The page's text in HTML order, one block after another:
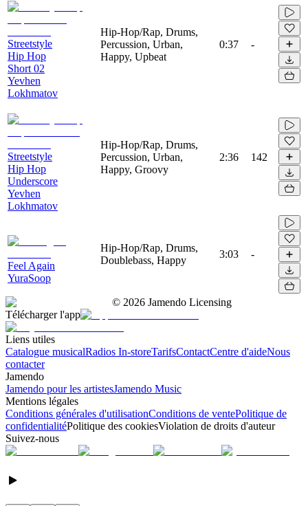
Streetstyle
Hip Hop
Short 02
Yevhen
Lokhmatov
Hip-Hop/Rap, Drums,
Percussion, Urban,
Happy, Upbeat
0:37 -
Streetstyle
Hip Hop
Underscore
Yevhen
Lokhmatov
Hip-Hop/Rap, Drums,
Percussion, Urban,
Happy, Groovy
2:36 142
Feel Again
YuraSoop
Hip-Hop/Rap, Drums,
Doublebass, Happy
3:03 -
© 2026 Jamendo Licensing
Télécharger l'app
Liens utiles
Catalogue musicalRadios In-storeTarifsContactCentre d'aideNous
contacter
Jamendo
Jamendo pour les artistesJamendo Music
Mentions légales
Conditions générales d'utilisationConditions de ventePolitique de
confidentialitéPolitique des cookiesViolation de droits d'auteur
Suivez-nous